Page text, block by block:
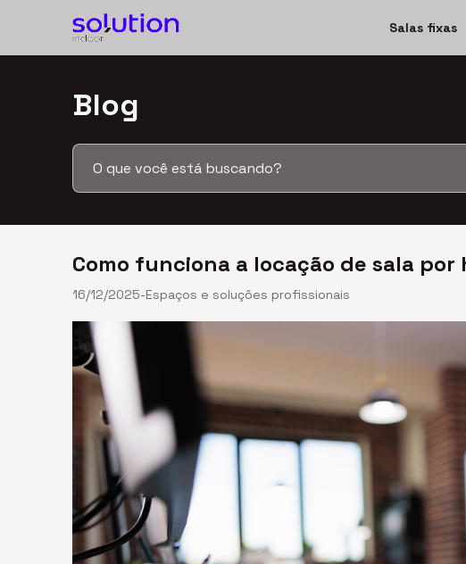
Salas fixas
Salas fixas
End. comercial e fiscal
Contato
Blog
Como funciona a locação de sala por
16/12/2025-Espaços e soluções profissionais